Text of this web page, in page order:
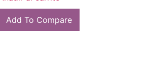
Add To Compare